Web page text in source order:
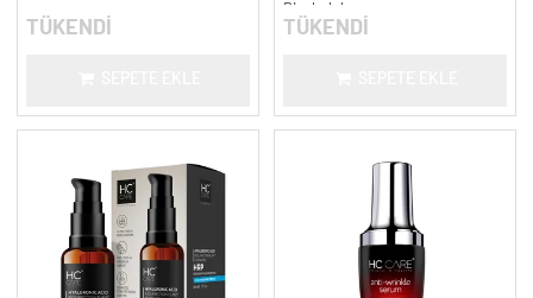
TÜKENDİ
Bisabolol
TÜKENDİ